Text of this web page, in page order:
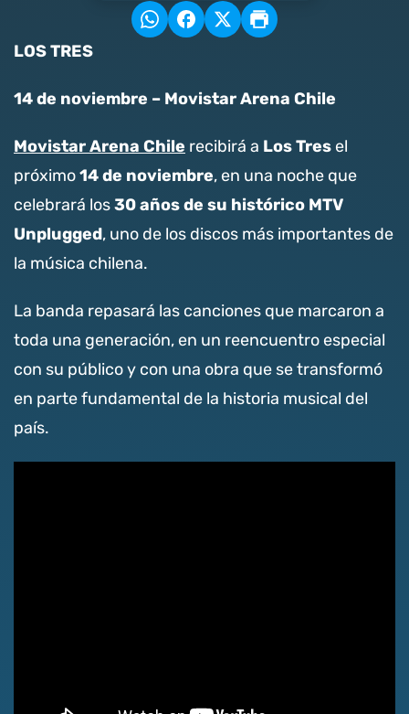
LOS TRES
14 de noviembre – Movistar Arena Chile
Movistar Arena Chilerecibirá a Los Tresel
próximo14 de noviembre, en una noche que
celebrará los30 años de su histórico MTV
Unplugged, uno de los discos más importantes de
la música chilena.
La banda repasará las canciones que marcaron a
toda una generación, en un reencuentro especial
con su público y con una obra que se transformó
en parte fundamental de la historia musical del
país.